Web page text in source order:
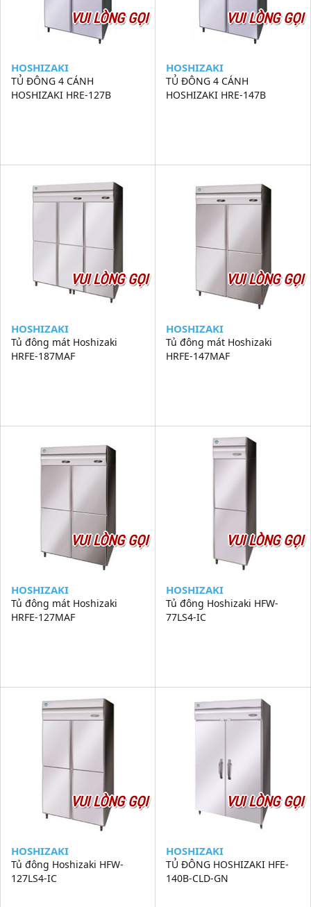
VUI LÒNG GỌI
HOSHIZAKI
TỦ ĐÔNG 4 CÁNH
HOSHIZAKI HRE-127B
VUI LÒNG GỌI
HOSHIZAKI
TỦ ĐÔNG 4 CÁNH
HOSHIZAKI HRE-147B
VUI LÒNG GỌI
HOSHIZAKI
Tủ đông mát Hoshizaki
HRFE-187MAF
VUI LÒNG GỌI
HOSHIZAKI
Tủ đông mát Hoshizaki
HRFE-147MAF
VUI LÒNG GỌI
HOSHIZAKI
Tủ đông mát Hoshizaki
HRFE-127MAF
VUI LÒNG GỌI
HOSHIZAKI
Tủ đông Hoshizaki HFW-
77LS4-IC
VUI LÒNG GỌI
HOSHIZAKI
Tủ đông Hoshizaki HFW-
127LS4-IC
VUI LÒNG GỌI
HOSHIZAKI
TỦ ĐÔNG HOSHIZAKI HFE-
140B-CLD-GN